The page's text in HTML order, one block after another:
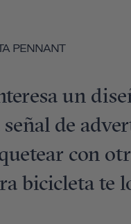
PENNANT
un
de
con
bicicleta te